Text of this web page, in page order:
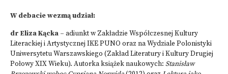
W debacie wezmą udział:
dr Eliza Kącka – adiunkt w Zakładzie Współczesnej Kultury
Literackiej i Artystycznej IKE PUNO oraz na Wydziale Polonistyki
Uniwersytetu Warszawskiego (Zakład Literatury i Kultury Drugiej
Połowy XIX Wieku). Autorka książek naukowych: Stanisław